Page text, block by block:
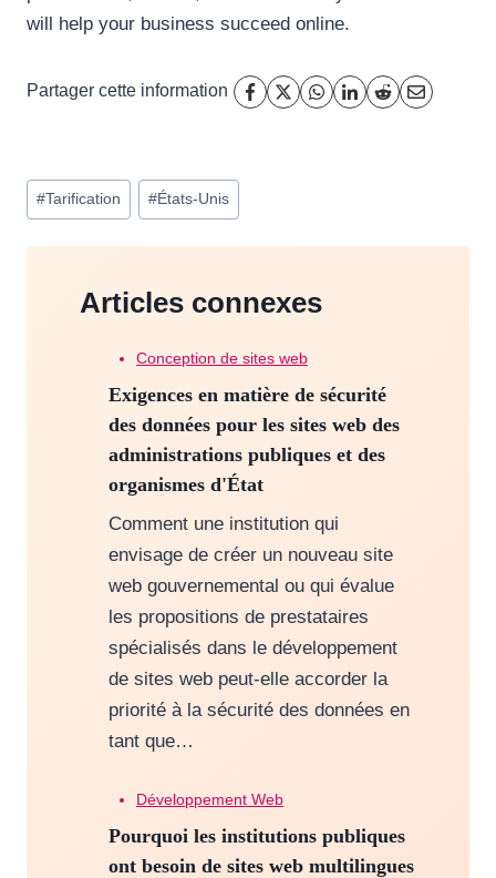
will help your business succeed online.
Partager cette information
Étiquettes
de
la
#Tarification #États-Unis
Articles connexes
Conception de sites web
Exigences en matière de sécurité
des données pour les sites web des
administrations publiques et des
organismes d'État
Comment une institution qui
envisage de créer un nouveau site
web gouvernemental ou qui évalue
les propositions de prestataires
spécialisés dans le développement
de sites web peut-elle accorder la
priorité à la sécurité des données en
tant que…
Développement Web
Pourquoi les institutions publiques
ont besoin de sites web multilingues